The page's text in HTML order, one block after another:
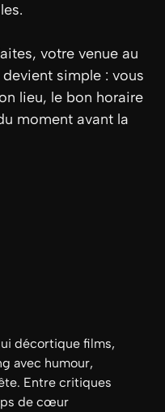
votre venue au
devient simple : vous
lieu, le bon horaire
moment avant la
décortique films,
avec humour,
Entre critiques
de cœur